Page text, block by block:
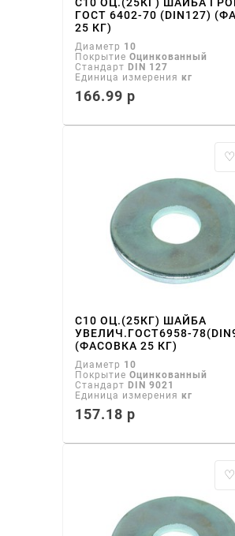
ГОСТ 6402-70 (DIN127)
25 КГ)
Диаметр 10
Покрытие Оцинкованный
Стандарт DIN 127
Единица измерения кг
166.99 р
♡
С10 ОЦ.(25КГ) ШАЙБА
УВЕЛИЧ.ГОСТ6958-
(ФАСОВКА 25 КГ)
Диаметр 10
Покрытие Оцинкованный
Стандарт DIN 9021
Единица измерения кг
157.18 р
♡